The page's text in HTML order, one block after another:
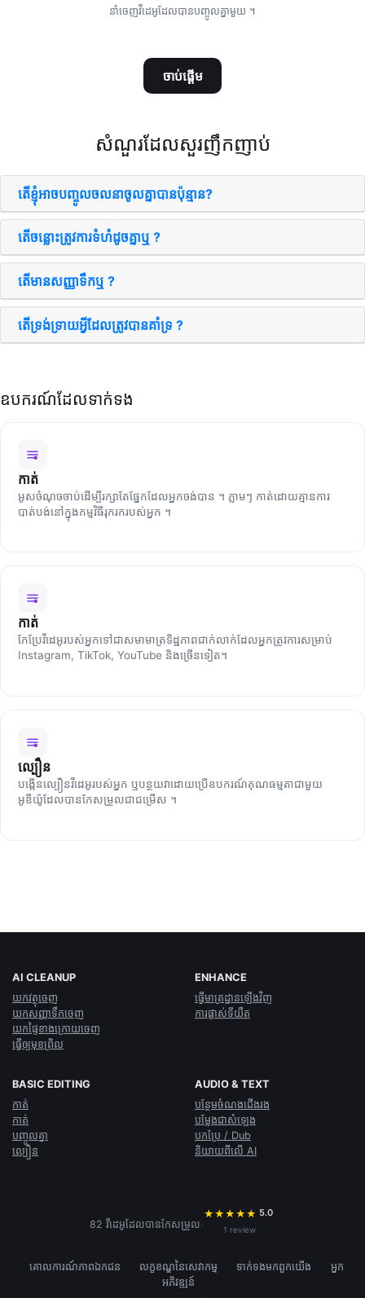
នាំចេញ​វីដេអូ​ដែល​បាន​បញ្ចូល​គ្នា​មួយ ។
ចាប់ផ្ដើម
សំណួរ​ដែល​សួរ​ញឹកញាប់
តើ​ខ្ញុំ​អាច​បញ្ចូល​ចលនា​ចូល​គ្នា​បាន​ប៉ុន្មាន​?
តើ​ចន្លោះ​ត្រូវ​ការ​ទំហំ​ដូចគ្នា​ឬ ?
តើ​មាន​សញ្ញា​ទឹក​ឬ ?
តើ​ទ្រង់ទ្រាយ​អ្វី​ដែល​ត្រូវ​បាន​គាំទ្រ ?
ឧបករណ៍​ដែល​ទាក់ទង
កាត់
អូស​ចំណុច​ចាប់​ដើម្បី​រក្សា​តែ​ផ្នែក​ដែល​អ្នក​ចង់​បាន ។ ភ្លាមៗ កាត់​ដោយ​គ្មាន​ការ​
បាត់បង់​នៅ​ក្នុង​កម្មវិធី​រុករក​របស់​អ្នក ។
កាត់
កែប្រែវីដេអូរបស់អ្នកទៅជាសមាមាត្រទិដ្ឋភាពជាក់លាក់ដែលអ្នកត្រូវការសម្រាប់
Instagram, TikTok, YouTube និងច្រើនទៀត។
ល្បឿន​
បង្កើន​ល្បឿន​វីដេអូ​របស់​អ្នក ឬ​បន្ថយ​វា​ដោយ​ប្រើ​ឧបករណ៍​គុណ​ធម្មតា​ជាមួយ​
អូឌីយ៉ូ​ដែល​បាន​កែ​សម្រួល​ជា​ជម្រើស ។
AI CLEANUP
យក​វត្ថុ​ចេញ
យក​សញ្ញា​ទឹក​ចេញ
យក​ផ្ទៃ​ខាង​ក្រោយ​ចេញ
ធ្វើ​ឲ្យ​មុខ​ព្រិល
ENHANCE
ធ្វើ​មាត្រដ្ឋាន​ឡើង​វិញ
កា​រផ្លាស់ទី​យឺត
BASIC EDITING
កាត់
កាត់
បញ្ចូល​គ្នា
ល្បឿន​
AUDIO & TEXT
បន្ថែម​ចំណង​ជើង​រង
បម្លែង​ជា​សំឡេង
បកប្រែ / Dub
និយាយ​ពី​លើ AI
82 វីដេអូ​ដែល​បាន​កែសម្រួល·
★ ★ ★ ★ ★ 5.0
1 review
គោលការណ៍​ភាព​ឯកជន លក្ខខណ្ឌ​នៃ​សេវាកម្ម ទាក់ទង​មក​ពួក​យើង
អ្នក​
អភិវឌ្ឍន៍